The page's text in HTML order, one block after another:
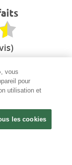
vous
pour
utilisation et
les cookies